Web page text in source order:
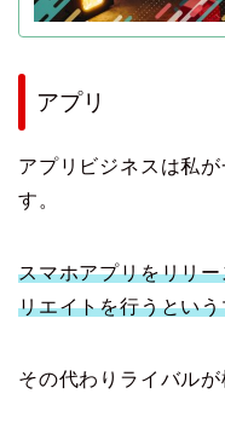
アプリ
アプリビジネスは私
す。
スマホアプリをリリ
リエイトを行うとい
その代わりライバルが